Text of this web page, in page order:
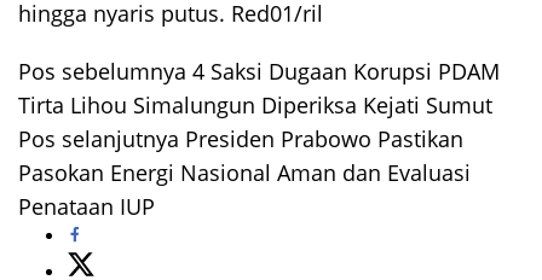
hingga nyaris putus. Red01/ril
Navigasi
pos
Pos sebelumnya 4 Saksi Dugaan Korupsi PDAM
Tirta Lihou Simalungun Diperiksa Kejati Sumut
Pos selanjutnya Presiden Prabowo Pastikan
Pasokan Energi Nasional Aman dan Evaluasi
Penataan IUP